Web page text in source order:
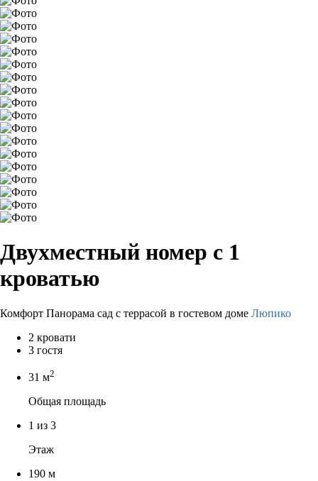
Двухместный номер с 1
кроватью
Комфорт Панорама сад с террасой в гостевом доме Люпико
2 кровати
3 гостя
31 м2
Общая площадь
1 из 3
Этаж
190 м